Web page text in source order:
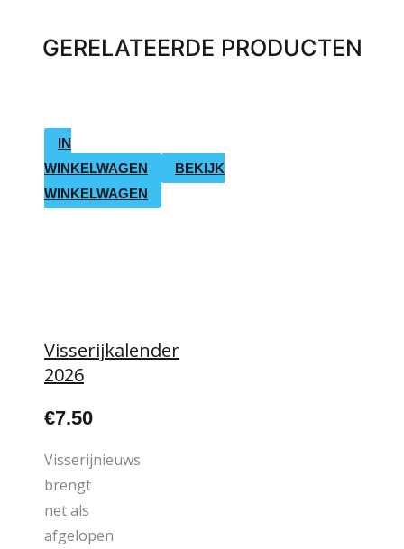
GERELATEERDE PRODUCTEN
IN
WINKELWAGEN
BEKIJK
WINKELWAGEN
Visserijkalender
2026
€7.50
Visserijnieuws
brengt
net als
afgelopen